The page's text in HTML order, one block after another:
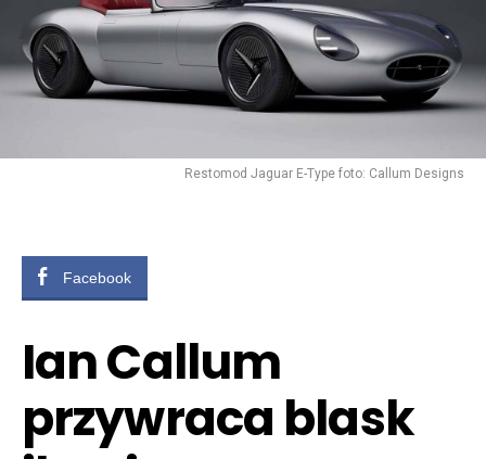
Restomod Jaguar E-Type foto: Callum Designs
Facebook
Ian Callum
przywraca blask